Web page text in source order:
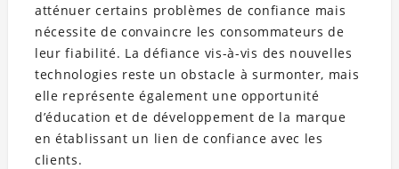
atténuer certains problèmes de confiance mais
nécessite de convaincre les consommateurs de
leur fiabilité. La défiance vis-à-vis des nouvelles
technologies reste un obstacle à surmonter, mais
elle représente également une opportunité
d’éducation et de développement de la marque
en établissant un lien de confiance avec les
clients.